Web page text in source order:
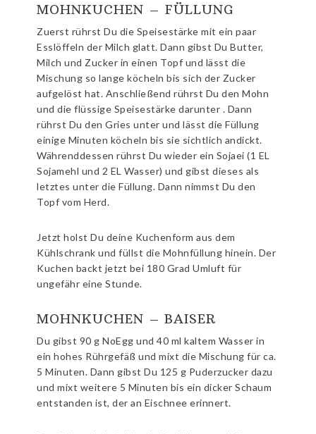
MOHNKUCHEN – FÜLLUNG
Zuerst rührst Du die Speisestärke mit ein paar
Esslöffeln der Milch glatt. Dann gibst Du Butter,
Milch und Zucker in einen Topf und lässt die
Mischung so lange köcheln bis sich der Zucker
aufgelöst hat. Anschließend rührst Du den Mohn
und die flüssige Speisestärke darunter . Dann
rührst Du den Gries unter und lässt die Füllung
einige Minuten köcheln bis sie sichtlich andickt.
Währenddessen rührst Du wieder ein Sojaei (1 EL
Sojamehl und 2 EL Wasser) und gibst dieses als
letztes unter die Füllung. Dann nimmst Du den
Topf vom Herd.
Jetzt holst Du deine Kuchenform aus dem
Kühlschrank und füllst die Mohnfüllung hinein. Der
Kuchen backt jetzt bei 180 Grad Umluft für
ungefähr eine Stunde.
MOHNKUCHEN – BAISER
Du gibst 90 g NoEgg und 40 ml kaltem Wasser in
ein hohes Rührgefäß und mixt die Mischung für ca.
5 Minuten. Dann gibst Du 125 g Puderzucker dazu
und mixt weitere 5 Minuten bis ein dicker Schaum
entstanden ist, der an Eischnee erinnert.